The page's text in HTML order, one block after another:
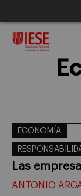
ECONOMÍA
Las
ANTONIO